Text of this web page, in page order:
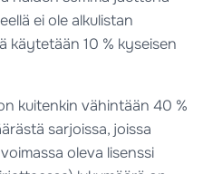
ei ole alkulistan
käytetään 10 % kyseisen
kuitenkin vähintään 40 %
sarjoissa, joissa
oleva lisenssi